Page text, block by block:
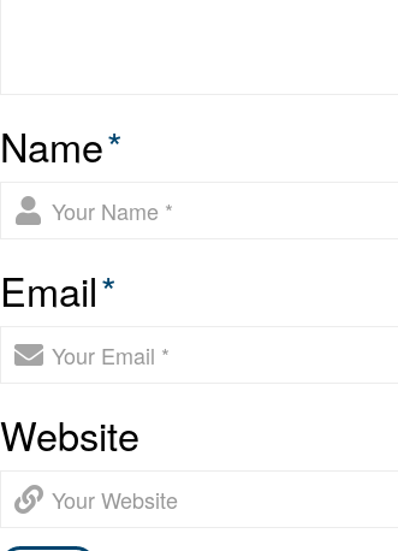
Name*
Email*
Website